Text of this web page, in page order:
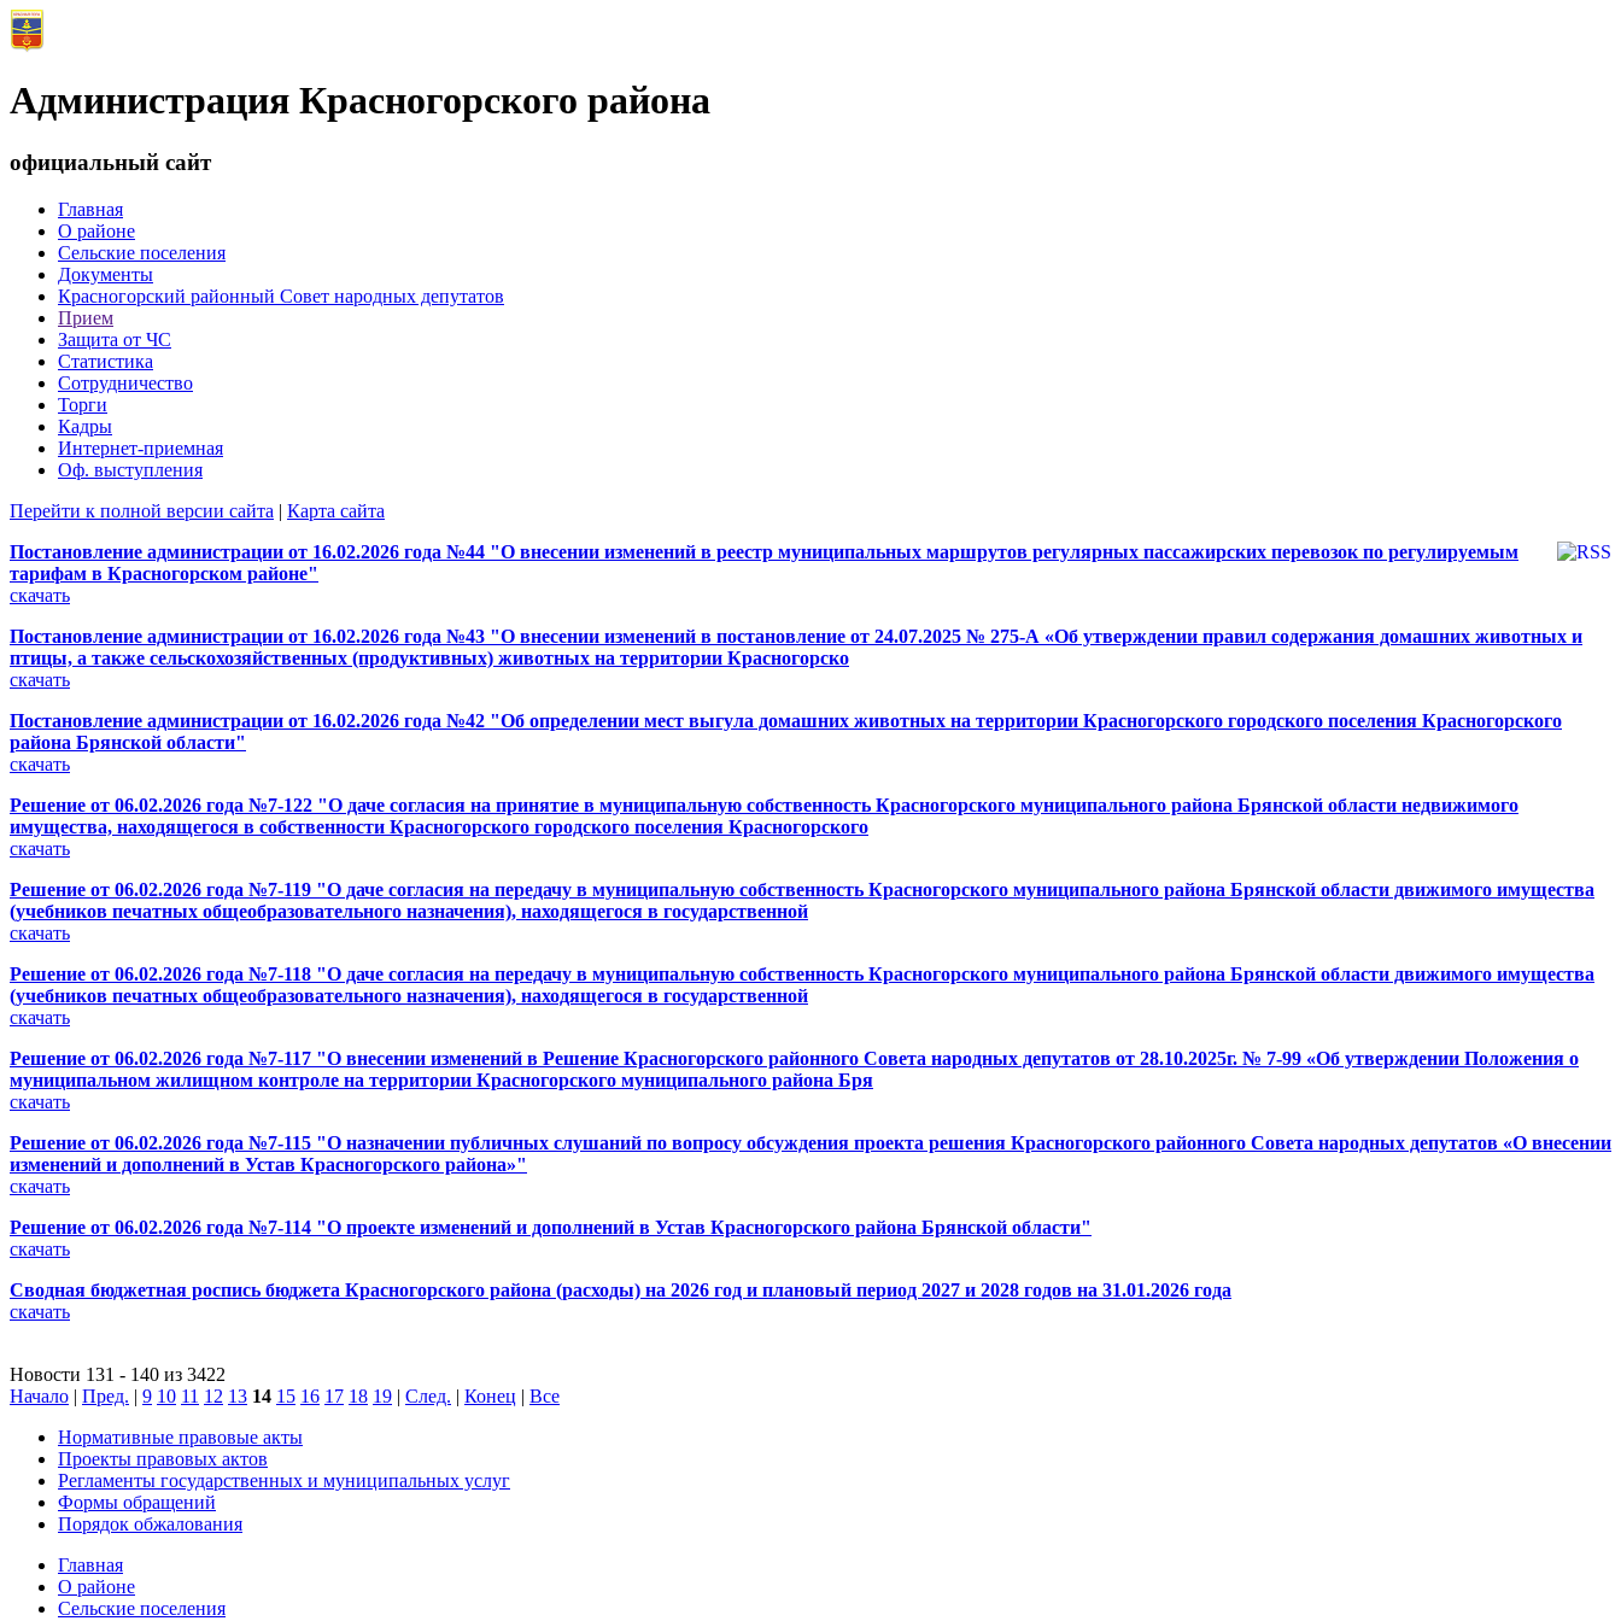
Администрация Красногорского района
официальный сайт
Главная
О районе
Сельские поселения
Документы
Красногорский районный Совет народных депутатов
Прием
Защита от ЧС
Статистика
Сотрудничество
Торги
Кадры
Интернет-приемная
Оф. выступления
Перейти к полной версии сайта | Карта сайта
Постановление администрации от 16.02.2026 года №44 "О внесении изменений в реестр муниципальных маршрутов регулярных пассажирских перевозок по регулируемым
тарифам в Красногорском районе"
скачать
Постановление администрации от 16.02.2026 года №43 "О внесении изменений в постановление от 24.07.2025 № 275-А «Об утверждении правил содержания домашних животных и
птицы, а также сельскохозяйственных (продуктивных) животных на территории Красногорско
скачать
Постановление администрации от 16.02.2026 года №42 "Об определении мест выгула домашних животных на территории Красногорского городского поселения Красногорского
района Брянской области"
скачать
Решение от 06.02.2026 года №7-122 "О даче согласия на принятие в муниципальную собственность Красногорского муниципального района Брянской области недвижимого
имущества, находящегося в собственности Красногорского городского поселения Красногорского
скачать
Решение от 06.02.2026 года №7-119 "О даче согласия на передачу в муниципальную собственность Красногорского муниципального района Брянской области движимого имущества
(учебников печатных общеобразовательного назначения), находящегося в государственной
скачать
Решение от 06.02.2026 года №7-118 "О даче согласия на передачу в муниципальную собственность Красногорского муниципального района Брянской области движимого имущества
(учебников печатных общеобразовательного назначения), находящегося в государственной
скачать
Решение от 06.02.2026 года №7-117 "О внесении изменений в Решение Красногорского районного Совета народных депутатов от 28.10.2025г. № 7-99 «Об утверждении Положения о
муниципальном жилищном контроле на территории Красногорского муниципального района Бря
скачать
Решение от 06.02.2026 года №7-115 "О назначении публичных слушаний по вопросу обсуждения проекта решения Красногорского районного Совета народных депутатов «О внесении
изменений и дополнений в Устав Красногорского района»"
скачать
Решение от 06.02.2026 года №7-114 "О проекте изменений и дополнений в Устав Красногорского района Брянской области"
скачать
Сводная бюджетная роспись бюджета Красногорского района (расходы) на 2026 год и плановый период 2027 и 2028 годов на 31.01.2026 года
скачать
Новости 131 - 140 из 3422
Начало | Пред. | 9 10 11 12 13 14 15 16 17 18 19 | След. | Конец | Все
Нормативные правовые акты
Проекты правовых актов
Регламенты государственных и муниципальных услуг
Формы обращений
Порядок обжалования
Главная
О районе
Сельские поселения